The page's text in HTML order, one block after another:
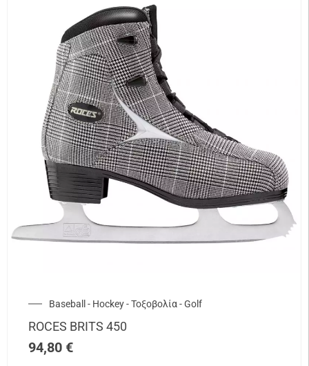
Baseball - Hockey - Τοξοβολία - Golf
ROCES BRITS 450
94,80 €